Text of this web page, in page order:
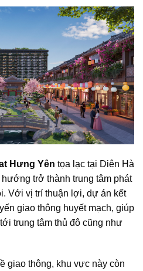
Hưng Yên tọa lạc tại Diên Hà
trở thành trung tâm phát
Với vị trí thuận lợi, dự án kết
giao thông huyết mạch, giúp
trung tâm thủ đô cũng như
giao thông, khu vực này còn